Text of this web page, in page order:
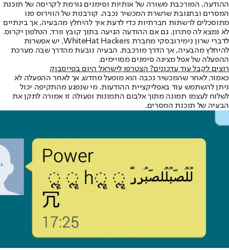
ההודעה, המורכבת משורה של אותיות וסימנים גורמת לקריסה של תוכנת
המסרים ובתגובת שרשרת המכשיר נכבה. קורבנות של הווירוס פנו
מתוסכלים לרשתות חברתיות כדי לדעת איך להיחלץ מהבעיה, אך בינתיים
לא נמצא לה פתרון. גם אם ההודעה הגיעה בתוך קובץ וורד, הטלפון יקרוס.
לדברי שרון נימירובסקי מחברת WhiteHat Hackers, יש אפשרות
להיחלץ מהבעיה, אך הדרך מורכבת. הבעיה נובעת מהדרך שבה מערכת
ההפעלה של אפל מציגה סימנים מסויימים.
רוצים לקבל עוד עדכונים? הצטרפו לישראל היום בפייסבוק
כאמור, לאחר שהמכשיר נכבה הוא מופעל מחדש, אך לאחר ההפעלה לא
ניתן להשתמש עוד באפליקציית ההודעות. מי שנפגע מהתקיפה יכול
לשלוח לעצמו תמונה מתוך אלבום התמונות ופעולה זו אמורה לתקן את
הבעיה של תוכנת המסרים.